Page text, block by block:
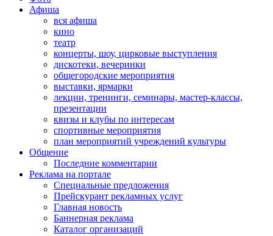
Афиша
вся афиша
кино
театр
концерты, шоу, цирковые выступления
дискотеки, вечеринки
общегородские мероприятия
выставки, ярмарки
лекции, тренинги, семинары, мастер-классы,
презентации
квизы и клубы по интересам
спортивные мероприятия
план мероприятий учреждений культуры
Общение
Последние комментарии
Реклама на портале
Специальные предложения
Прейскурант рекламных услуг
Главная новость
Баннерная реклама
Каталог организаций